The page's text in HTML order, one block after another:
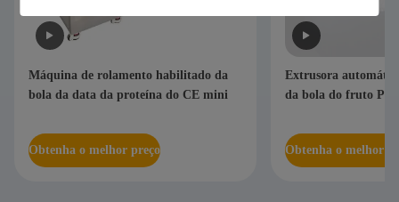
Máquina de rolamento habilitado da
bola da data da proteína do CE mini
Obtenha o melhor preço
Extrusora
da bola do fruto
Obtenha o melhor